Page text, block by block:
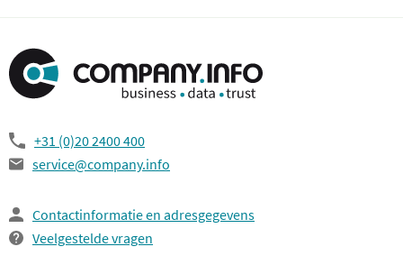
+31 (0)20 2400 400
service@company.info
Contactinformatie en adresgegevens
Veelgestelde vragen